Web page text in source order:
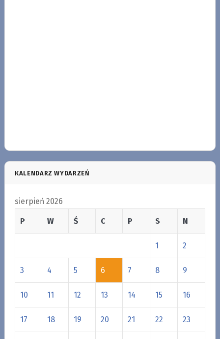
KALENDARZ WYDARZEŃ
sierpień 2026
P W Ś C P S N
1 2
3 4 5 6 7 8 9
10 11 12 13 14 15 16
17 18 19 20 21 22 23